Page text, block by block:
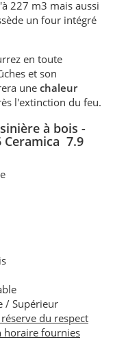
227 m3 mais aussi
un four intégré
en toute
et son
une chaleur
l'extinction du feu.
à bois -
Ceramica 7.9
/ Supérieur
du respect
horaire fournies